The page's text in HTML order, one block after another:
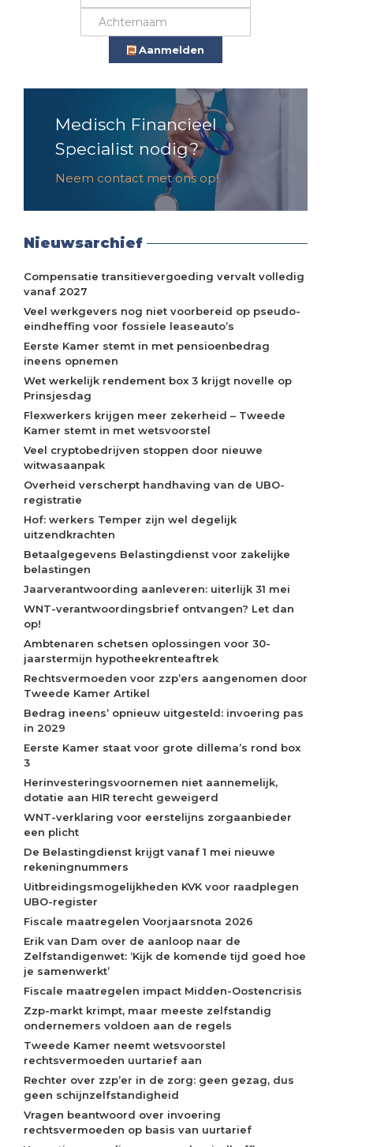
Aanmelden
Medisch Financieel
Specialist nodig?
Neem contact met ons op!
Nieuwsarchief
Compensatie transitievergoeding vervalt volledig
vanaf 2027
Veel werkgevers nog niet voorbereid op pseudo-
eindheffing voor fossiele leaseauto’s
Eerste Kamer stemt in met pensioenbedrag
ineens opnemen
Wet werkelijk rendement box 3 krijgt novelle op
Prinsjesdag
Flexwerkers krijgen meer zekerheid – Tweede
Kamer stemt in met wetsvoorstel
Veel cryptobedrijven stoppen door nieuwe
witwasaanpak
Overheid verscherpt handhaving van de UBO-
registratie
Hof: werkers Temper zijn wel degelijk
uitzendkrachten
Betaalgegevens Belastingdienst voor zakelijke
belastingen
Jaarverantwoording aanleveren: uiterlijk 31 mei
WNT-verantwoordingsbrief ontvangen? Let dan
op!
Ambtenaren schetsen oplossingen voor 30-
jaarstermijn hypotheekrenteaftrek
Rechtsvermoeden voor zzp’ers aangenomen door
Tweede Kamer Artikel
Bedrag ineens’ opnieuw uitgesteld: invoering pas
in 2029
Eerste Kamer staat voor grote dillema’s rond box
3
Herinvesteringsvoornemen niet aannemelijk,
dotatie aan HIR terecht geweigerd
WNT-verklaring voor eerstelijns zorgaanbieder
een plicht
De Belastingdienst krijgt vanaf 1 mei nieuwe
rekeningnummers
Uitbreidingsmogelijkheden KVK voor raadplegen
UBO-register
Fiscale maatregelen Voorjaarsnota 2026
Erik van Dam over de aanloop naar de
Zelfstandigenwet: ‘Kijk de komende tijd goed hoe
je samenwerkt’
Fiscale maatregelen impact Midden-Oostencrisis
Zzp-markt krimpt, maar meeste zelfstandig
ondernemers voldoen aan de regels
Tweede Kamer neemt wetsvoorstel
rechtsvermoeden uurtarief aan
Rechter over zzp’er in de zorg: geen gezag, dus
geen schijnzelfstandigheid
Vragen beantwoord over invoering
rechtsvermoeden op basis van uurtarief